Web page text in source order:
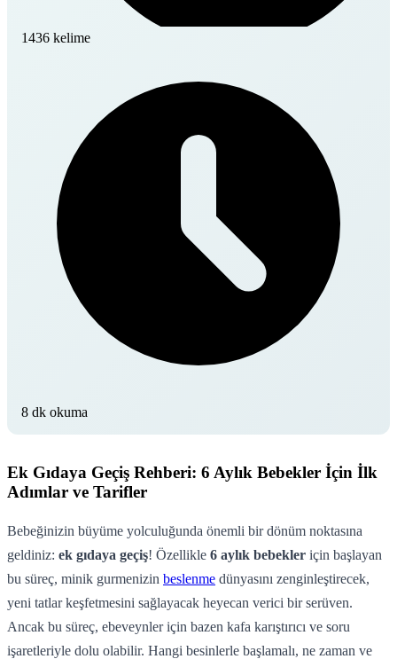
1436 kelime
8 dk okuma
Ek Gıdaya Geçiş Rehberi: 6 Aylık Bebekler İçin İlk
Adımlar ve Tarifler
Bebeğinizin büyüme yolculuğunda önemli bir dönüm noktasına
geldiniz: ek gıdaya geçiş! Özellikle 6 aylık bebekler için başlayan
bu süreç, minik gurmenizin beslenme dünyasını zenginleştirecek,
yeni tatlar keşfetmesini sağlayacak heyecan verici bir serüven.
Ancak bu süreç, ebeveynler için bazen kafa karıştırıcı ve soru
işaretleriyle dolu olabilir. Hangi besinlerle başlamalı, ne zaman ve